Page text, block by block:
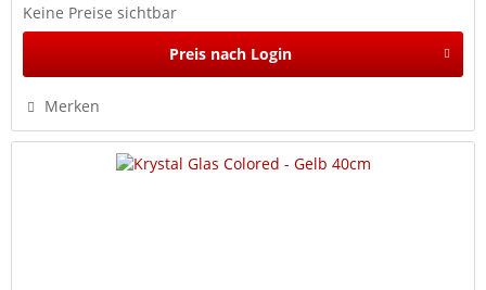
Keine Preise sichtbar
Preis nach Login
Merken